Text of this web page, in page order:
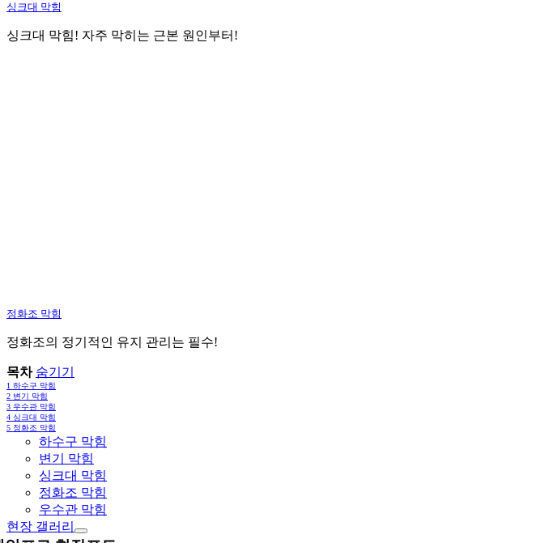
싱크대 막힘
싱크대 막힘! 자주 막히는 근본 원인부터!
정화조 막힘
정화조의 정기적인 유지 관리는 필수!
목차 숨기기
1 하수구 막힘
2 변기 막힘
3 우수관 막힘
4 싱크대 막힘
5 정화조 막힘
하수구 막힘
변기 막힘
싱크대 막힘
정화조 막힘
우수관 막힘
현장 갤러리